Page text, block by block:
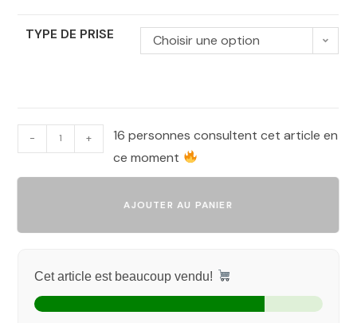
TYPE DE PRISE Choisir une option
- +
16 personnes consultent cet article en
ce moment
AJOUTER AU PANIER
Cet article est beaucoup vendu!